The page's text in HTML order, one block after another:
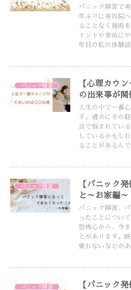
パニック障害で
年ぶりに美容院
ることなく施術
イントや事前に
年目の私の体験談
パニック障害
【心理カウ
の出来事が関
人生の中で一番
す。過去にその
良で悩まれてい
しているかもし
ることがあるんで
パニック障害
【パニック
と～お家編～
パニック障害、
ったことについ
恐怖心から、今
とがあります。
乗れないなどがあ
パニック障害
【パニック